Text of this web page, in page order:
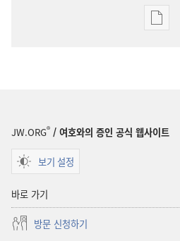
출판물
JW.ORG® / 여호와의 증인 공식 웹사이트
보기 설정
바로 가기
방문 신청하기